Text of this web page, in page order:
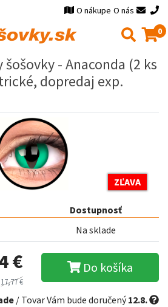
O nákupe O nás
0
šošovky - Anaconda (2 ks
dopredaj exp.
ZĽAVA
Dostupnosť
Na sklade
€
17,77 €
Do košíka
/ Tovar Vám bude doručený12.8.